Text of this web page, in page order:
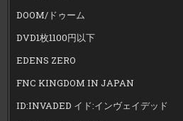
DOOM/ドゥーム
DVD1枚1100円以下
EDENS ZERO
FNC KINGDOM IN JAPAN
ID:INVADED イド:インヴェイデッド